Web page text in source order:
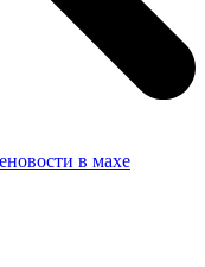
новости в махе